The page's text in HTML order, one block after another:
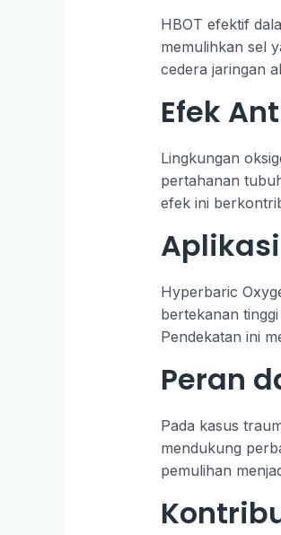
HBOT efektif
memulihkan sel
cedera jaringan
Efek
Lingkungan
pertahanan
efek ini
Hyperbaric
bertekanan
Pendekatan ini
Peran
Pada kasus
mendukung
pemulihan